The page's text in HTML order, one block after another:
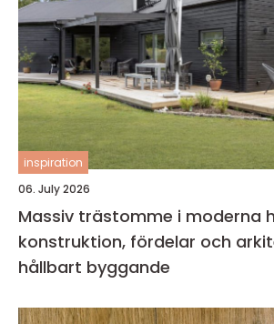
inspiration
06. July 2026
Massiv trästomme i moderna
konstruktion, fördelar och
hållbart byggande